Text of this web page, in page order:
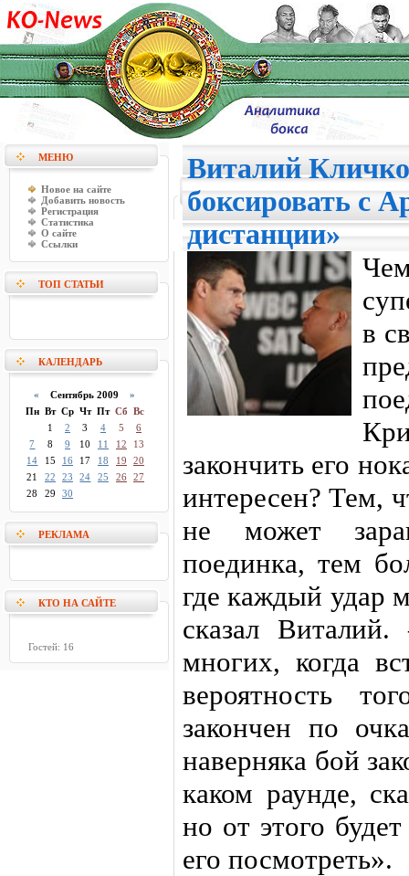
МЕНЮ
Новое на сайте
Добавить новость
Регистрация
Статистика
О сайте
Ссылки
ТОП СТАТЬИ
КАЛЕНДАРЬ
« Сентябрь 2009»
Пн Вт Ср Чт Пт Сб Вс
1
2 3 4 5
6
7
8 9 10 11 12
13
14
15 16 17 18 19
20
21
22 23 24 25 26 27
28
29 30
РЕКЛАМА
КТО НА САЙТЕ
Гостей: 16
Виталий
боксировать с
дистанции»
в
закончить его
интересен? Тем,
не может
поединка, тем
где каждый
сказал
многих, когда
вероятность
закончен по
наверняка бой
каком раунде,
но от этого
его посмотреть».